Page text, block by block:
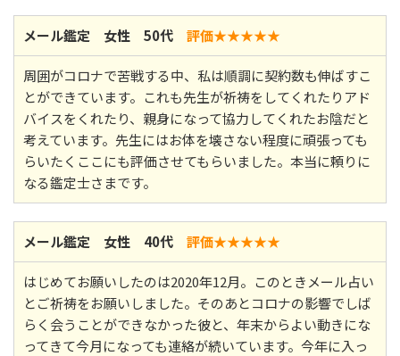
メール鑑定 女性 50代 評価★★★★★
周囲がコロナで苦戦する中、私は順調に契約数も伸ばすこ
とができています。これも先生が祈祷をしてくれたりアド
バイスをくれたり、親身になって協力してくれたお陰だと
考えています。先生にはお体を壊さない程度に頑張っても
らいたくここにも評価させてもらいました。本当に頼りに
なる鑑定士さまです。
メール鑑定 女性 40代 評価★★★★★
はじめてお願いしたのは2020年12月。このときメール占い
とご祈祷をお願いしました。そのあとコロナの影響でしば
らく会うことができなかった彼と、年末からよい動きにな
ってきて今月になっても連絡が続いています。今年に入っ